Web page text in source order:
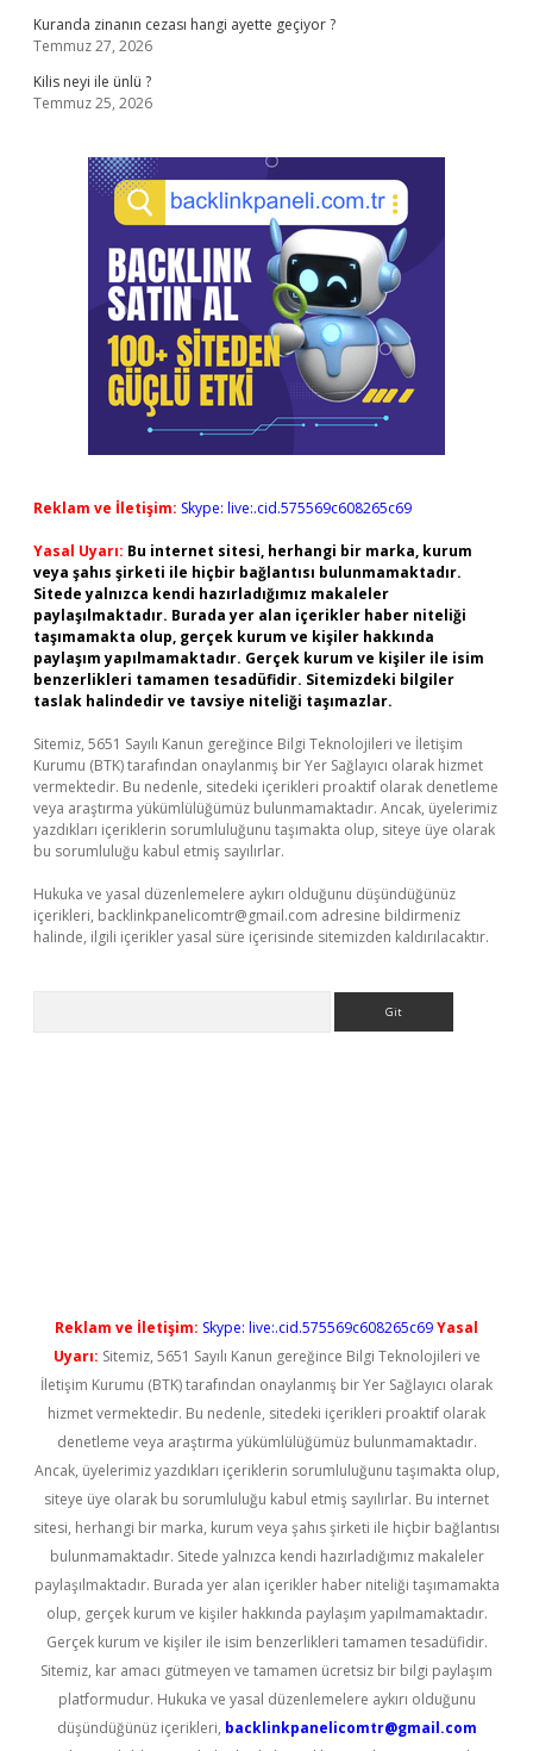
Kuranda zinanın cezası hangi ayette geçiyor ?
Temmuz 27, 2026
Kilis neyi ile ünlü ?
Temmuz 25, 2026
Reklam ve İletişim: Skype: live:.cid.575569c608265c69
Yasal Uyarı: Bu internet sitesi, herhangi bir marka, kurum
veya şahıs şirketi ile hiçbir bağlantısı bulunmamaktadır.
Sitede yalnızca kendi hazırladığımız makaleler
paylaşılmaktadır. Burada yer alan içerikler haber niteliği
taşımamakta olup, gerçek kurum ve kişiler hakkında
paylaşım yapılmamaktadır. Gerçek kurum ve kişiler ile isim
benzerlikleri tamamen tesadüfidir. Sitemizdeki bilgiler
taslak halindedir ve tavsiye niteliği taşımazlar.
Sitemiz, 5651 Sayılı Kanun gereğince Bilgi Teknolojileri ve İletişim
Kurumu (BTK) tarafından onaylanmış bir Yer Sağlayıcı olarak hizmet
vermektedir. Bu nedenle, sitedeki içerikleri proaktif olarak denetleme
veya araştırma yükümlülüğümüz bulunmamaktadır. Ancak, üyelerimiz
yazdıkları içeriklerin sorumluluğunu taşımakta olup, siteye üye olarak
bu sorumluluğu kabul etmiş sayılırlar.
Hukuka ve yasal düzenlemelere aykırı olduğunu düşündüğünüz
içerikleri, backlinkpanelicomtr@gmail.com adresine bildirmeniz
halinde, ilgili içerikler yasal süre içerisinde sitemizden kaldırılacaktır.
Reklam ve İletişim: Skype: live:.cid.575569c608265c69Yasal
Uyarı: Sitemiz, 5651 Sayılı Kanun gereğince Bilgi Teknolojileri ve
İletişim Kurumu (BTK) tarafından onaylanmış bir Yer Sağlayıcı olarak
hizmet vermektedir. Bu nedenle, sitedeki içerikleri proaktif olarak
denetleme veya araştırma yükümlülüğümüz bulunmamaktadır.
Ancak, üyelerimiz yazdıkları içeriklerin sorumluluğunu taşımakta olup,
siteye üye olarak bu sorumluluğu kabul etmiş sayılırlar. Bu internet
sitesi, herhangi bir marka, kurum veya şahıs şirketi ile hiçbir bağlantısı
bulunmamaktadır. Sitede yalnızca kendi hazırladığımız makaleler
paylaşılmaktadır. Burada yer alan içerikler haber niteliği taşımamakta
olup, gerçek kurum ve kişiler hakkında paylaşım yapılmamaktadır.
Gerçek kurum ve kişiler ile isim benzerlikleri tamamen tesadüfidir.
Sitemiz, kar amacı gütmeyen ve tamamen ücretsiz bir bilgi paylaşım
platformudur. Hukuka ve yasal düzenlemelere aykırı olduğunu
düşündüğünüz içerikleri, backlinkpanelicomtr@gmail.com